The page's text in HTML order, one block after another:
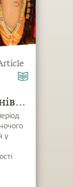
у